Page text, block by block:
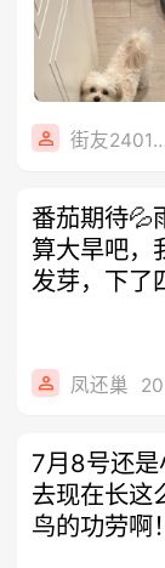
街友
番茄期待💦
算大旱吧，
发芽，下了
凤还巢
7月8号还
去现在长这
鸟的功劳啊！